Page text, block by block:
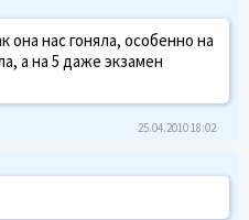
она нас гоняла, особенно на
а на 5 даже экзамен
25.04.2010 18:02